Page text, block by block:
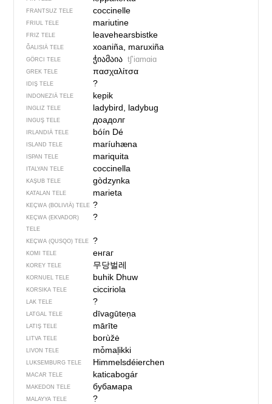
FRANTSUZ TELE coccinelle
FRIUL TELE mariutine
FRIZ TELE leavehearsbistke
ĞALISIÄ TELE xoaniña, maruxiña
GÖRCI TELE ჭიამაია tʃʼiɑmɑiɑ
GREK TELE πασχαλίτσα
IDIŞ TELE ?
INDONEZIÄ TELE kepik
INGLIZ TELE ladybird, ladybug
INGUŞ TELE доадолг
IRLANDIÄ TELE bóín Dé
ISLAND TELE maríuhæna
ISPAN TELE mariquita
ITALYAN TELE coccinella
KAŞUB TELE gòdzynka
KATALAN TELE marieta
KEÇWA (BOLIVIÄ) TELE ?
KEÇWA (EKVADOR)
TELE
?
KEÇWA (QUSQO) TELE ?
KOMI TELE енгаг
KOREY TELE 무당벌레
KORNUEL TELE buhik Dhuw
KORSIKA TELE cicciriola
LAK TELE ?
LATGAL TELE dīvagūteņa
LATIŞ TELE mārīte
LITVA TELE borùžė
LIVON TELE mȱmaļikki
LUKSEMBURG TELE Himmelsdéierchen
MACAR TELE katicabogár
MAKEDON TELE бубамара
MALAYYA TELE ?